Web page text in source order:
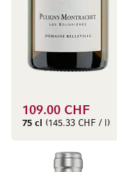
109.00 CHF
75 cl (145.33 CHF / l)